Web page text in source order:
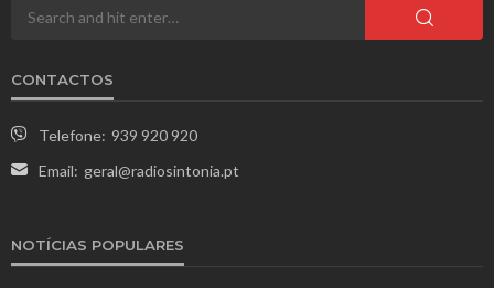
CONTACTOS
Telefone: 939 920 920
Email: geral@radiosintonia.pt
NOTÍCIAS POPULARES